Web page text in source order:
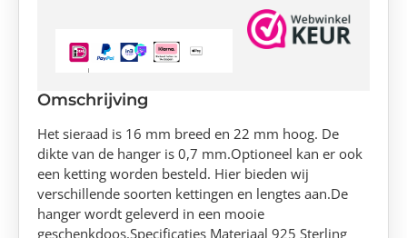
Omschrijving
Het sieraad is 16 mm breed en 22 mm hoog. De
dikte van de hanger is 0,7 mm.Optioneel kan er ook
een ketting worden besteld. Hier bieden wij
verschillende soorten kettingen en lengtes aan.De
hanger wordt geleverd in een mooie
geschenkdoos.Specificaties Materiaal 925 Sterling